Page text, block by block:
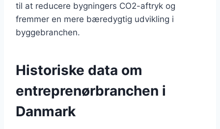
til at reducere bygningers CO2-aftryk og
fremmer en mere bæredygtig udvikling i
byggebranchen.
Historiske data om
entreprenørbranchen i
Danmark